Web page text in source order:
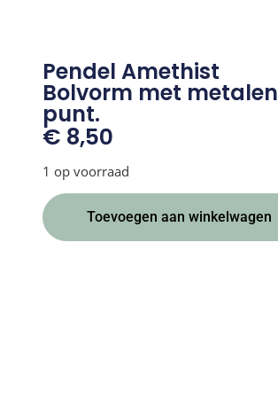
Pendel Amethist
Bolvorm met metalen
punt.
€ 8,50
1 op voorraad
Toevoegen aan winkelwagen